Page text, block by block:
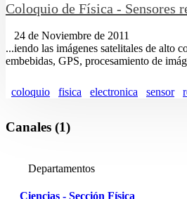
Coloquio de Física - Sensores
24 de Noviembre de 2011
...iendo las imágenes satelitales de alto
embebidas, GPS, procesamiento de
coloquio fisica electronica sensor
Canales (1)
Departamentos
Ciencias - Sección Física